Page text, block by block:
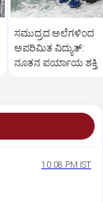
ಸಮುದ್ರದ ಅಲೆಗಳಿಂದ
ಅಪರಿಮಿತ ವಿದ್ಯುತ್‌:
ನೂತನ ಪರ್ಯಾಯ ಶಕ್ತಿ
10:08 PM IST